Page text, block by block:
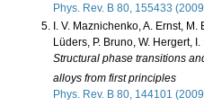
Phys. Rev. B 80, 155433
I. V. Maznichenko, A. Ernst,
Lüders, P. Bruno, W. Hergert,
Structural phase transitions
alloys from first principles
Phys. Rev. B 80, 144101